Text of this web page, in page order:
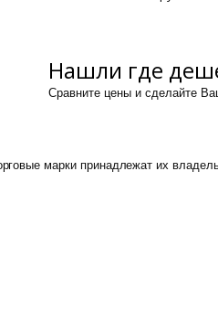
Нашли где
Сравните цены и сделайте
марки принадлежат их